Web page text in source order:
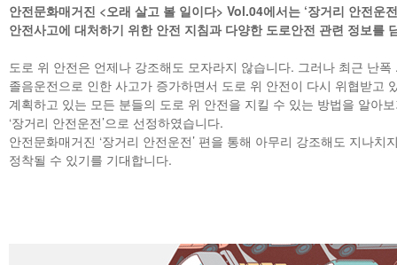
안전문화매거진 <오래 살고 볼 일이다> Vol.04에서는 ‘장거리 안전운
안전사고에 대처하기 위한 안전 지침과 다양한 도로안전 관련 정보를
도로 위 안전은 언제나 강조해도 모자라지 않습니다. 그러나 최근 난
졸음운전으로 인한 사고가 증가하면서 도로 위 안전이 다시 위협받고
계획하고 있는 모든 분들의 도로 위 안전을 지킬 수 있는 방법을 알아
‘장거리 안전운전’으로 선정하였습니다.
안전문화매거진 ‘장거리 안전운전’ 편을 통해 아무리 강조해도 지나치
정착될 수 있기를 기대합니다.